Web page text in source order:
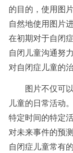
的目的，使用图
自然地使用图片
在初期对于自闭
自闭儿童沟通努
对自闭症儿童的
图片不仅可
儿童的日常活动
特定时间的特定
对未来事件的预
自闭症儿童常有